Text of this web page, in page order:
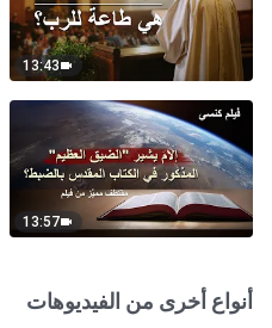
13:43
13:57
أنواع أخرى من الفيديوهات